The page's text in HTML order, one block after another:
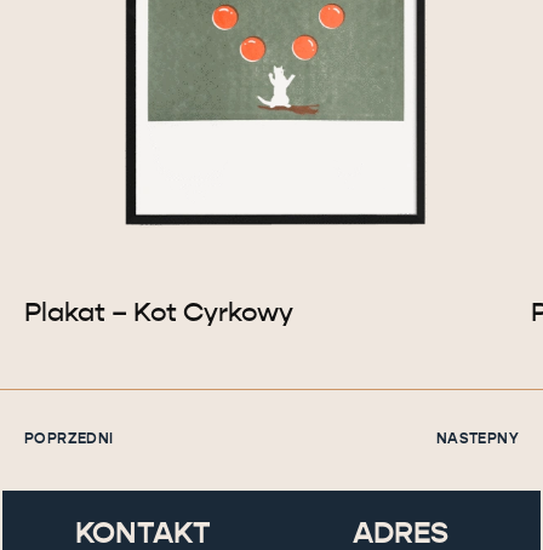
Plakat – Kot Cyrkowy
POPRZEDNI NASTEPNY
KONTAKT ADRES